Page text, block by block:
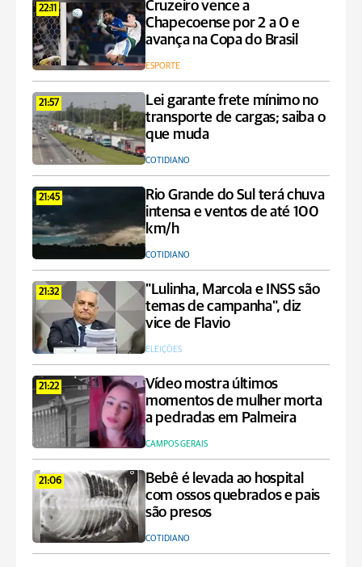
22:11
Cruzeiro vence a
Chapecoense por 2 a 0 e
avança na Copa do Brasil
ESPORTE
21:57
Lei garante frete mínimo no
transporte de cargas; saiba o
que muda
COTIDIANO
21:45
Rio Grande do Sul terá chuva
intensa e ventos de até 100
km/h
COTIDIANO
21:32
"Lulinha, Marcola e INSS são
temas de campanha", diz
vice de Flavio
ELEIÇÕES
21:22
Vídeo mostra últimos
momentos de mulher morta
a pedradas em Palmeira
CAMPOS GERAIS
21:06
Bebê é levada ao hospital
com ossos quebrados e pais
são presos
COTIDIANO